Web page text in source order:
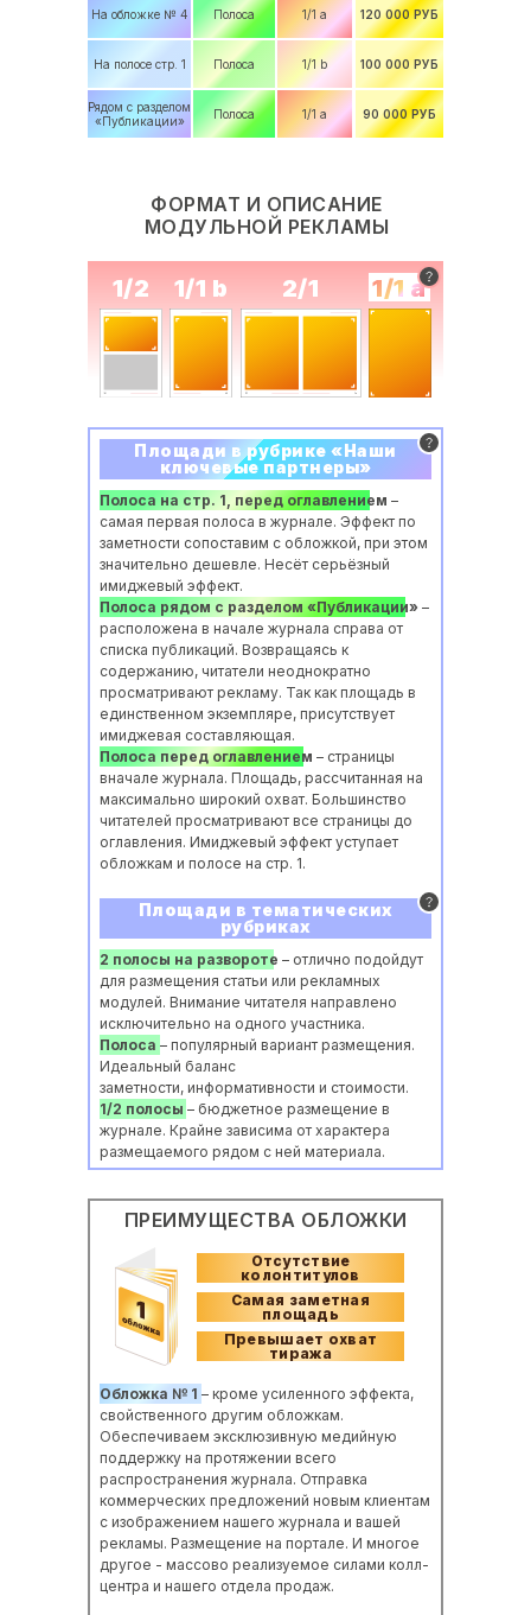
На обложке № 4 Полоса 1/1 a 120 000 РУБ
На полосе стр. 1 Полоса 1/1 b 100 000 РУБ
Рядом с разделом
«Публикации»
Полоса 1/1 a 90 000 РУБ
ФОРМАТ И ОПИСАНИЕ
МОДУЛЬНОЙ РЕКЛАМЫ
1/2 1/1 b 2/1 1/1 a
Площади в рубрике «‎Наши
ключевые партнеры»
Площади в тематических
рубриках
Полоса на стр. 1, перед оглавлением –
самая первая полоса в журнале. Эффект по
заметности сопоставим с обложкой, при этом
значительно дешевле. Несёт серьёзный
имиджевый эффект.
Полоса рядом с разделом «‎Публикации» –
расположена в начале журнала справа от
списка публикаций. Возвращаясь к
содержанию, читатели неоднократно
просматривают рекламу. Так как площадь в
единственном экземпляре, присутствует
имиджевая составляющая.
Полоса перед оглавлением – страницы
вначале журнала. Площадь, рассчитанная на
максимально широкий охват. Большинство
читателей просматривают все страницы до
оглавления. Имиджевый эффект уступает
обложкам и полосе на стр. 1.
2 полосы на развороте – отлично подойдут
для размещения статьи или рекламных
модулей. Внимание читателя направлено
исключительно на одного участника.
Полоса – популярный вариант размещения.
Идеальный баланс
заметности, информативности и стоимости.
1/2 полосы – бюджетное размещение в
журнале. Крайне зависима от характера
размещаемого рядом с ней материала.
Обложка № 1 – кроме усиленного эффекта,
свойственного другим обложкам.
Обеспечиваем эксклюзивную медийную
поддержку на протяжении всего
распространения журнала. Отправка
коммерческих предложений новым клиентам
с изображением нашего журнала и вашей
рекламы. Размещение на портале. И многое
другое - массово реализуемое силами колл-
центра и нашего отдела продаж.
Отсутствие
колонтитулов
Самая заметная
площадь
Превышает охват
тиража
ПРЕИМУЩЕСТВА ОБЛОЖКИ